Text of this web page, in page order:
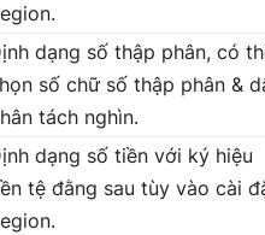
dạng số thập phân, có
số chữ số thập phân &
tách nghìn.
dạng số tiền với ký hiệu
tệ đằng sau tùy vào cài